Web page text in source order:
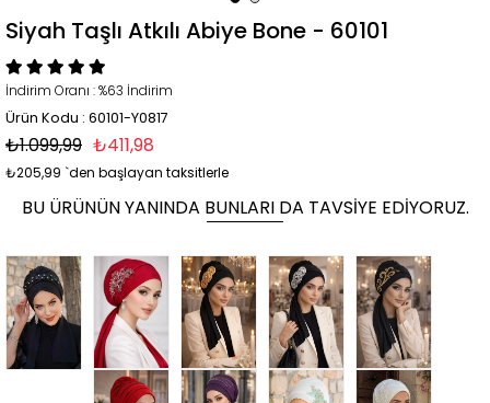
Siyah Taşlı Atkılı Abiye Bone - 60101
İndirim Oranı :%63 İndirim
Ürün Kodu : 60101-Y0817
₺1.099,99 ₺411,98
₺205,99 `den başlayan taksitlerle
BU ÜRÜNÜN YANINDA BUNLARI DA TAVSIYE EDIYORUZ.